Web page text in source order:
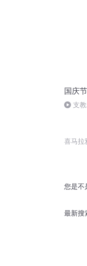
国庆节
支
喜马拉
您是不
最新搜